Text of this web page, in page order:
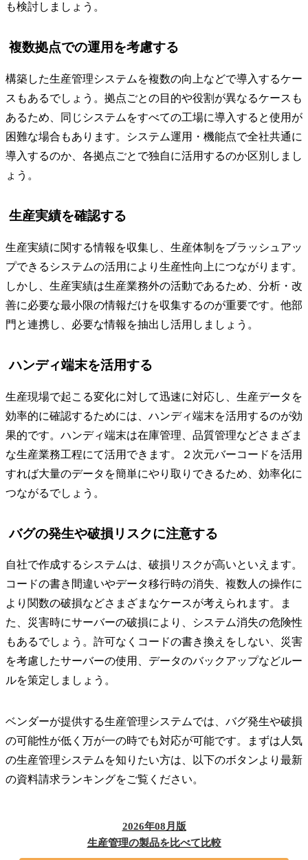
も検討しましょう。
複数拠点での運用を考慮する
構築した生産管理システムを複数の向上などで導入するケー
スもあるでしょう。拠点ごとの目的や役割が異なるケースも
あるため、同じシステムをすべての工場に導入すると使用が
困難な場合もあります。システム運用・機能点で全社共通に
導入するのか、各拠点ごとで独自に活用するのか区別しまし
ょう。
生産実績を確認する
生産実績に関する情報を収集し、生産体制をブラッシュアッ
プできるシステムの活用により生産性向上につながります。
しかし、生産実績は生産業務外の活動であるため、分析・改
善に必要な最小限の情報だけを収集するのが重要です。他部
門と連携し、必要な情報を抽出し活用しましょう。
ハンディ端末を活用する
生産現場で起こる変化に対して迅速に対応し、生産データを
効率的に確認するためには、ハンディ端末を活用するのが効
果的です。ハンディ端末は在庫管理、品質管理などさまざま
な生産業務工程にて活用できます。２次元バーコードを活用
すれば大量のデータを簡単にやり取りできるため、効率化に
つながるでしょう。
バグの発生や破損リスクに注意する
自社で作成するシステムは、破損リスクが高いといえます。
コードの書き間違いやデータ移行時の消失、複数人の操作に
より関数の破損などさまざまなケースが考えられます。ま
た、災害時にサーバーの破損により、システム消失の危険性
もあるでしょう。許可なくコードの書き換えをしない、災害
を考慮したサーバーの使用、データのバックアップなどルー
ルを策定しましょう。
ベンダーが提供する生産管理システムでは、バグ発生や破損
の可能性が低く万が一の時でも対応が可能です。まずは人気
の生産管理システムを知りたい方は、以下のボタンより最新
の資料請求ランキングをご覧ください。
2026年08月版
生産管理の製品を比べて比較